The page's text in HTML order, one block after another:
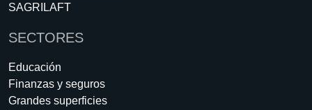
SAGRILAFT
SECTORES
Educación
Finanzas y seguros
Grandes superficies